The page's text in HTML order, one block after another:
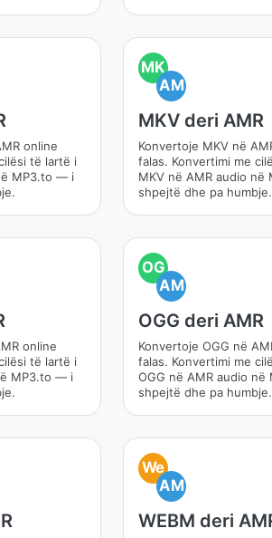
online
të lartë i
MP3.to — i
MK
AM
MKV deri AMR
Konvertoje MKV në
falas. Konvertimi me
MKV në AMR audio
shpejtë dhe pa humbje.
online
të lartë i
MP3.to — i
OG
AM
OGG deri AMR
Konvertoje OGG në
falas. Konvertimi me
OGG në AMR audio
shpejtë dhe pa humbje.
We
AM
WEBM deri